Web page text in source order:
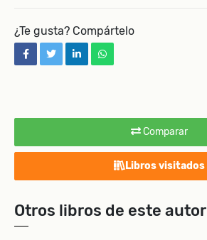
Comparar
Libros visitados
Otros libros de este autor
¿Te gusta? Compártelo
facebooktwitterlinkedinwhatsapp